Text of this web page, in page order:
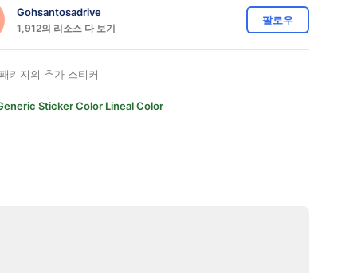
Gohsantosadrive
1,912의 리소스 다 보기
팔로우
키지의 추가 스티커
Sticker Color Lineal Color